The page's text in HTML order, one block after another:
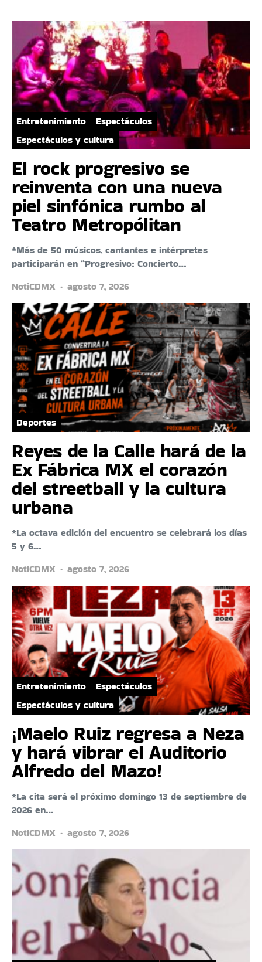
Entretenimiento
Espectáculos
Espectáculos y cultura
El rock progresivo se
reinventa con una nueva
piel sinfónica rumbo al
Teatro Metropólitan
*Más de 50 músicos, cantantes e intérpretes
participarán en “Progresivo: Concierto…
NotiCDMX
agosto 7, 2026
Deportes
Reyes de la Calle hará de la
Ex Fábrica MX el corazón
del streetball y la cultura
urbana
*La octava edición del encuentro se celebrará los días
5 y 6…
NotiCDMX
agosto 7, 2026
Entretenimiento
Espectáculos
Espectáculos y cultura
¡Maelo Ruiz regresa a Neza
y hará vibrar el Auditorio
Alfredo del Mazo!
*La cita será el próximo domingo 13 de septiembre de
2026 en…
NotiCDMX
agosto 7, 2026